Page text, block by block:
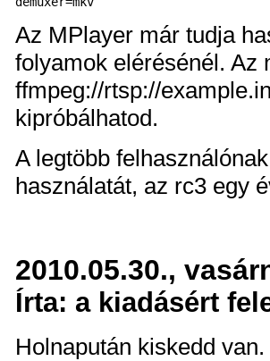
Az MPlayer már tudja
folyamok elérésénél. Az
ffmpeg://rtsp://
kipróbálhatod.
A legtöbb
használatát, az rc3 egy
2010.05.30.,
Írta: a kiadásért
Holnapután kiskedd